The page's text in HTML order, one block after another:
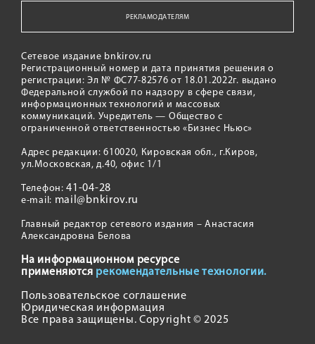
РЕКЛАМОДАТЕЛЯМ
Сетевое издание bnkirov.ru
Регистрационный номер и дата принятия решения о
регистрации: Эл № ФС77-82576 от 18.01.2022г. выдано
Федеральной службой по надзору в сфере связи,
информационных технологий и массовых
коммуникаций. Учредитель — Общество с
ограниченной ответственностью «Бизнес Ньюс»
Адрес редакции: 610020, Кировская обл., г.Киров,
ул.Московская, д.40, офис 1/1
Телефон:41-04-28
e-mail: mail@bnkirov.ru
Главный редактор сетевого издания – Анастасия
Александровна Белова
На информационном ресурсе
применяются рекомендательные технологии.
Пользовательское соглашение
Юридическая информация
Все права защищены. Copyright © 2025